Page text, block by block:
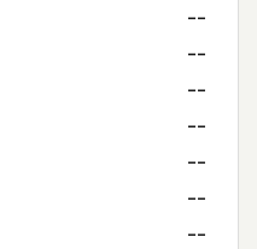
--
--
--
--
--
--
--